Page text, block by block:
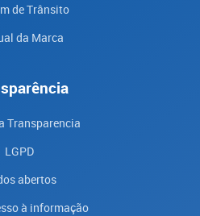
de Trânsito
da Marca
Transparencia
LGPD
abertos
à informação